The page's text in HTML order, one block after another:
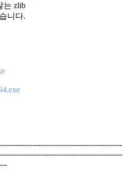
는 zlib
니다.